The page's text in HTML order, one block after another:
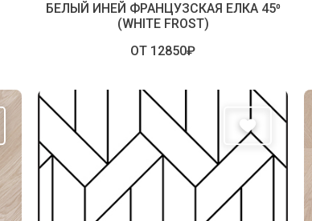
БЕЛЫЙ ИНЕЙ ФРАНЦУЗСКАЯ ЕЛКА 45⁰
(WHITE FROST)
ОТ 12850₽